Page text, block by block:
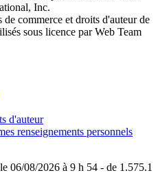
Inc.
de commerce et droits d'auteur de
sous licence par Web Team
d'auteur
renseignements personnels
08/2026 à 9 h 54 - de 1.575.1